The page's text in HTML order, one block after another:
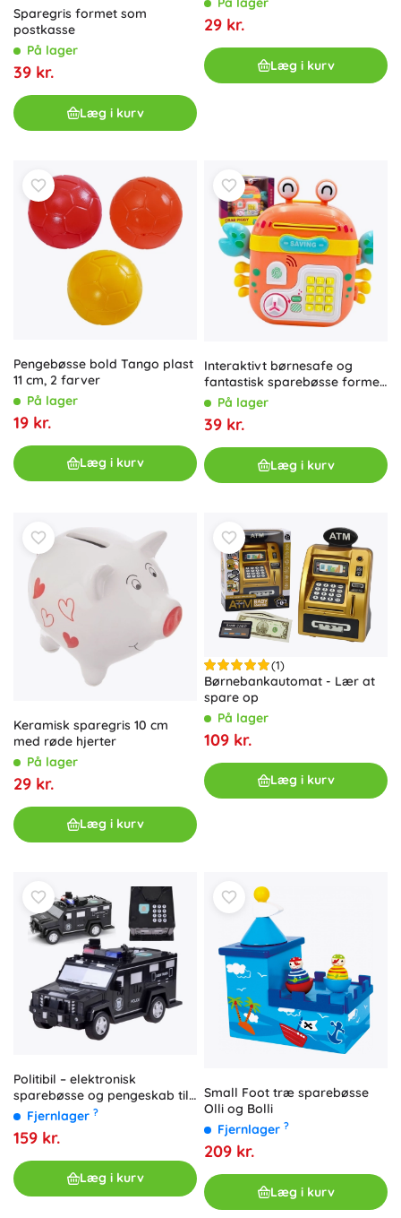
Sparegris formet som
postkasse
På lager
39 kr.
Læg i kurv
29 kr.
Læg i kurv
Pengebøsse bold Tango plast
11 cm, 2 farver
På lager
19 kr.
Læg i kurv
Interaktivt børnesafe og
fantastisk sparebøsse formet
som krabbe 4-i-1 WOOPIE
På lager
39 kr.
Læg i kurv
Keramisk sparegris 10 cm
med røde hjerter
På lager
29 kr.
Læg i kurv
(1)
Børnebankautomat - Lær at
spare op
På lager
109 kr.
Læg i kurv
Politibil – elektronisk
sparebøsse og pengeskab til
børnFjernlager ?
159 kr.
Læg i kurv
Small Foot træ sparebøsse
Olli og Bolli
Fjernlager ?
209 kr.
Læg i kurv